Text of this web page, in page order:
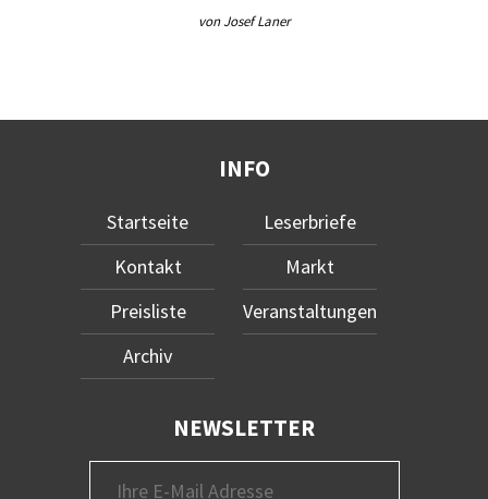
von Josef Laner
INFO
Startseite
Kontakt
Preisliste
Archiv
Leserbriefe
Markt
Veranstaltungen
NEWSLETTER